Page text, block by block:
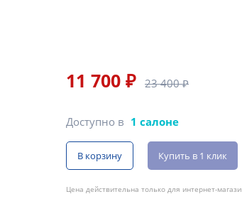
11 700 ₽ 23 400 ₽
Доступно в 1 салоне
В корзину Купить в 1 клик
Цена действительна только для интернет-